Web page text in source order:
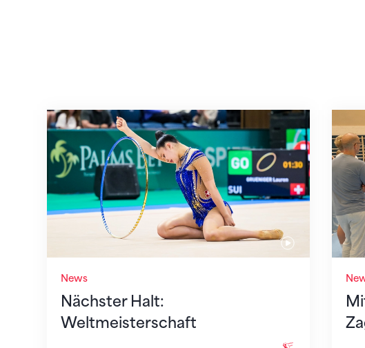
News
Nächster Halt:
Weltmeisterschaft
Nächster Halt: Weltmeisterschaft Mit